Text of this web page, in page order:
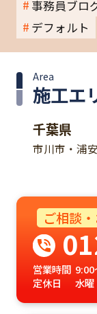
事務員ブロ
デフォルト
施工エ
Area
千葉県
市川市・浦
ご相談
営業時間
定休日
水曜